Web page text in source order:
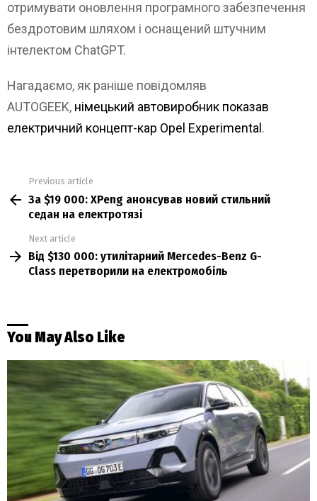
отримувати оновлення програмного забезпечення
бездротовим шляхом і оснащений штучним
інтелектом ChatGPT.
Нагадаємо, як раніше повідомляв
AUTOGEEK, німецький автовиробник показав
електричний концепт-кар Opel Experimental .
more
Previous article
За $19 000: XPeng анонсував новий стильний
седан на електротязі
Next article
Від $130 000: утилітарний Mercedes-Benz G-
Class перетворили на електромобіль
You May Also Like